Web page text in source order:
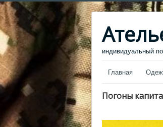
индивидуальный
Главная
Погоны